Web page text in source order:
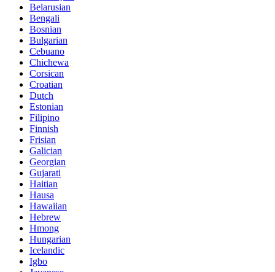
Belarusian
Bengali
Bosnian
Bulgarian
Cebuano
Chichewa
Corsican
Croatian
Dutch
Estonian
Filipino
Finnish
Frisian
Galician
Georgian
Gujarati
Haitian
Hausa
Hawaiian
Hebrew
Hmong
Hungarian
Icelandic
Igbo